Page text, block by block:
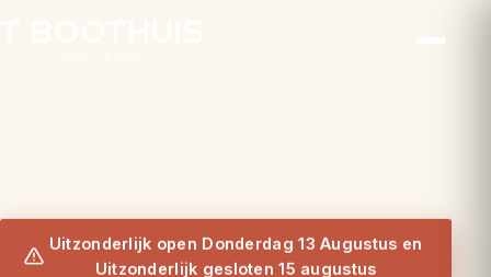
Uitzonderlijk open Donderdag 13 Augustus en
Uitzonderlijk gesloten 15 augustus